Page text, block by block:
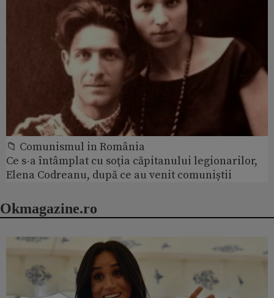
📁 Comunismul in România
Ce s-a întâmplat cu soţia căpitanului legionarilor,
Elena Codreanu, după ce au venit comuniștii
Okmagazine.ro